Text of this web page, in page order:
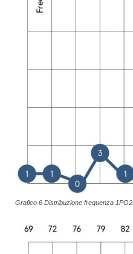
Grafico 6 Distribuzione frequenza 1PO2.